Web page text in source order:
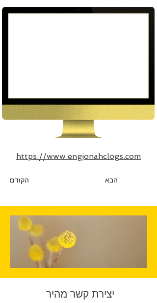
https://www.engjonahclogs.com
הקודם הבא
יצירת קשר מהיר